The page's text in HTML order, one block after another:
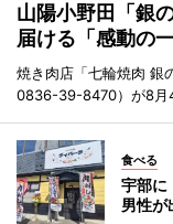
山陽小野田「銀
届ける「感動の一
焼き肉店「七輪焼肉 銀
0836-39-8470）が8月4
食べる
宇部に
男性が